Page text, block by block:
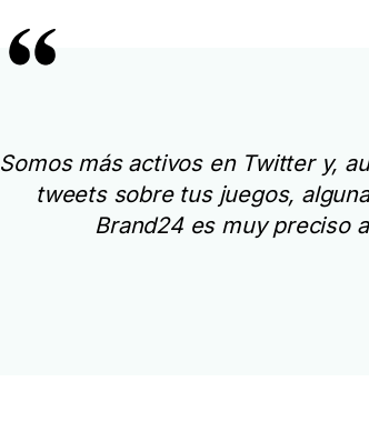
Somos más activos en Twitter y,
tweets sobre tus juegos,
Brand24 es muy preciso